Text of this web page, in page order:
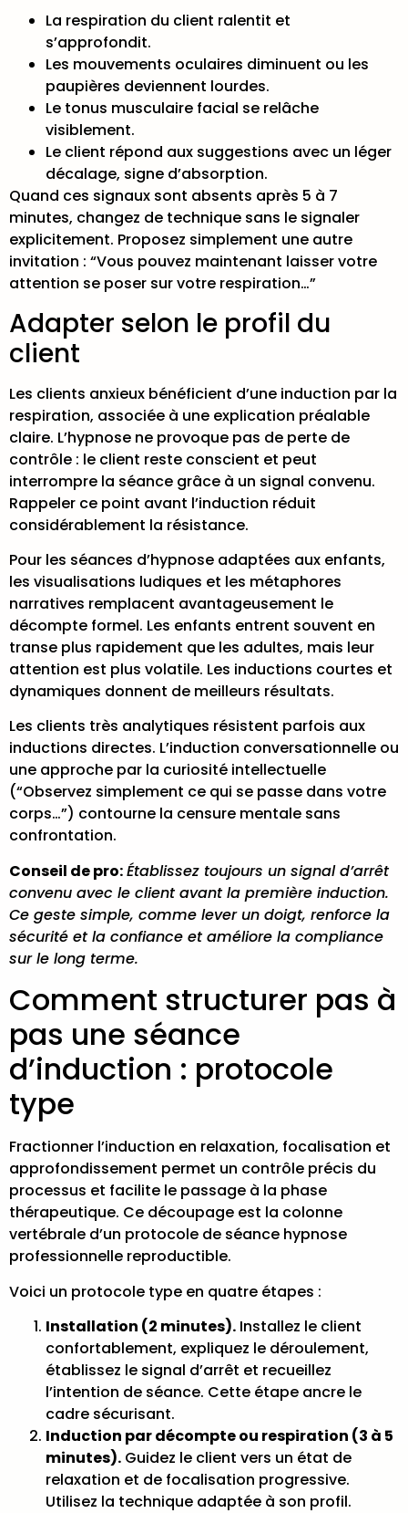
La respiration du client ralentit et
s’approfondit.
Les mouvements oculaires diminuent ou les
paupières deviennent lourdes.
Le tonus musculaire facial se relâche
visiblement.
Le client répond aux suggestions avec un léger
décalage, signe d’absorption.
Quand ces signaux sont absents après 5 à 7
minutes, changez de technique sans le signaler
explicitement. Proposez simplement une autre
invitation : “Vous pouvez maintenant laisser votre
attention se poser sur votre respiration…”
Adapter selon le profil du
client
Les clients anxieux bénéficient d’une induction par la
respiration, associée à une explication préalable
claire. L’hypnose ne provoque pas de perte de
contrôle : le client reste conscient et peut
interrompre la séance grâce à un signal convenu.
Rappeler ce point avant l’induction réduit
considérablement la résistance.
Pour les séances d’hypnose adaptées aux enfants,
les visualisations ludiques et les métaphores
narratives remplacent avantageusement le
décompte formel. Les enfants entrent souvent en
transe plus rapidement que les adultes, mais leur
attention est plus volatile. Les inductions courtes et
dynamiques donnent de meilleurs résultats.
Les clients très analytiques résistent parfois aux
inductions directes. L’induction conversationnelle ou
une approche par la curiosité intellectuelle
(“Observez simplement ce qui se passe dans votre
corps…”) contourne la censure mentale sans
confrontation.
Conseil de pro:Établissez toujours un signal d’arrêt
convenu avec le client avant la première induction.
Ce geste simple, comme lever un doigt, renforce la
sécurité et la confiance et améliore la compliance
sur le long terme.
Comment structurer pas à
pas une séance
d’induction : protocole
type
Fractionner l’induction en relaxation, focalisation et
approfondissement permet un contrôle précis du
processus et facilite le passage à la phase
thérapeutique. Ce découpage est la colonne
vertébrale d’un protocole de séance hypnose
professionnelle reproductible.
Voici un protocole type en quatre étapes :
Installation (2 minutes). Installez le client
confortablement, expliquez le déroulement,
établissez le signal d’arrêt et recueillez
l’intention de séance. Cette étape ancre le
cadre sécurisant.
Induction par décompte ou respiration (3 à 5
minutes). Guidez le client vers un état de
relaxation et de focalisation progressive.
Utilisez la technique adaptée à son profil.